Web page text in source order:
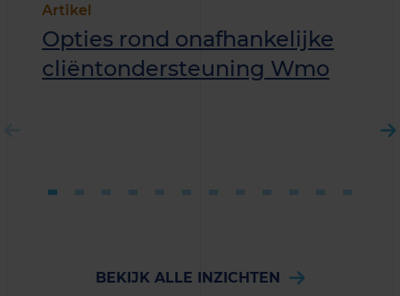
Artikel
Opties rond onafhankelijke
cliëntondersteuning Wmo
BEKIJK ALLE INZICHTEN